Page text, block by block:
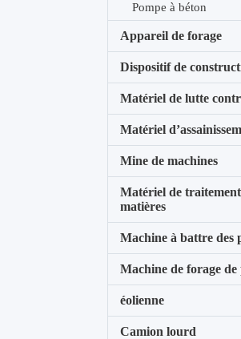
Pompe à béton
Appareil de forage
Dispositif de
Matériel de lutte
Matériel
Mine de machines
Matériel de
matières
Machine à battre des
Machine de forage de
éolienne
Camion lourd